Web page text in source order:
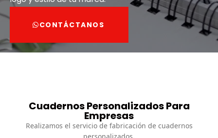
CONTÁCTANOS
Cuadernos Personalizados Para
Empresas
Realizamos el servicio de fabricación de cuadernos